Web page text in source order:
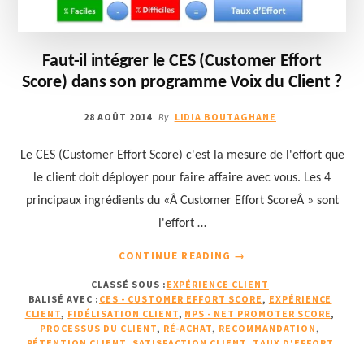
Faut-il intégrer le CES (Customer Effort
Score) dans son programme Voix du Client ?
28 AOÛT 2014 By LIDIA BOUTAGHANE
Le CES (Customer Effort Score) c'est la mesure de l'effort que
le client doit déployer pour faire affaire avec vous. Les 4
principaux ingrédients du «Â Customer Effort ScoreÂ » sont
l'effort …
CONTINUE READING
IL
INTÉGRER
LE
→
CLASSÉ SOUS : EXPÉRIENCE CLIENT
BALISÉ AVEC : CES - CUSTOMER EFFORT SCORE , EXPÉRIENCE
CLIENT, FIDÉLISATION CLIENT, NPS - NET PROMOTER SCORE,
PROCESSUS DU CLIENT, RÉ-ACHAT, RECOMMANDATION ,